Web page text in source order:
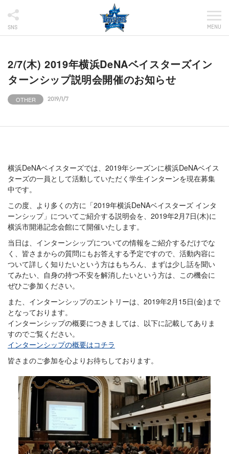
SNS MENU
2/7(木) 2019年横浜DeNAベイスターズイン
ターンシップ説明会開催のお知らせ
OTHER 2019/1/7
横浜DeNAベイスターズでは、2019年シーズンに横浜DeNAベイス
ターズの一員として活動していただく学生インターンを現在募集
中です。
この度、より多くの方に「2019年横浜DeNAベイスターズ インタ
ーンシップ」についてご紹介する説明会を、2019年2月7日(木)に
横浜市開港記念会館にて開催いたします。
当日は、インターンシップについての情報をご紹介するだけでな
く、皆さまからの質問にもお答えする予定ですので、活動内容に
ついて詳しく知りたいという方はもちろん、まずは少し話を聞い
てみたい、自身の持つ不安を解消したいという方は、この機会に
ぜひご参加ください。
また、インターンシップのエントリーは、2019年2月15日(金)まで
となっております。
インターンシップの概要につきましては、以下に記載してありま
すのでご覧ください。
インターンシップの概要はコチラ
皆さまのご参加を心よりお待ちしております。